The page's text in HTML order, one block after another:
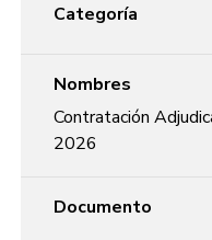
Categoría
Nombres
Contratación
2026
Documento